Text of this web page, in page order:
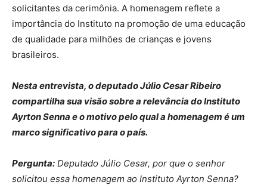
solicitantes da cerimônia. A homenagem reflete a
importância do Instituto na promoção de uma educação
de qualidade para milhões de crianças e jovens
brasileiros.
Nesta entrevista, o deputado Júlio Cesar Ribeiro
compartilha sua visão sobre a relevância do Instituto
Ayrton Senna e o motivo pelo qual a homenagem é um
marco significativo para o país.
Pergunta: Deputado Júlio Cesar, por que o senhor
solicitou essa homenagem ao Instituto Ayrton Senna?